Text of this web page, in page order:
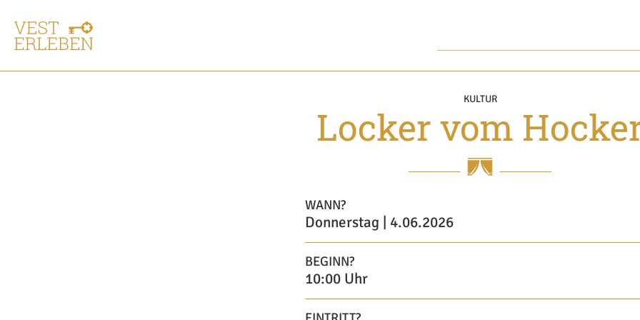
KULTUR
Locker vom
WANN?
Donnerstag | 4.06.2026
BEGINN?
10:00 Uhr